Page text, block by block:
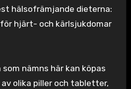
hälsofrämjande dieterna:
hjärt- och kärlsjukdomar
nämns här kan köpas
olika piller och tabletter,